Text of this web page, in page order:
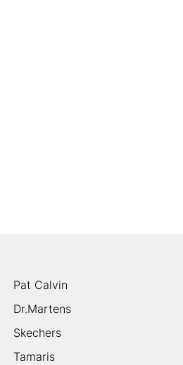
Pat Calvin
Dr.Martens
Skechers
Tamaris